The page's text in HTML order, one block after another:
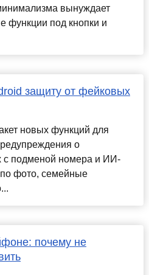
вынуждает
функции под кнопки и
защиту от фейковых
новых функций для
о
с подменой номера и ИИ-
фото, семейные
почему не